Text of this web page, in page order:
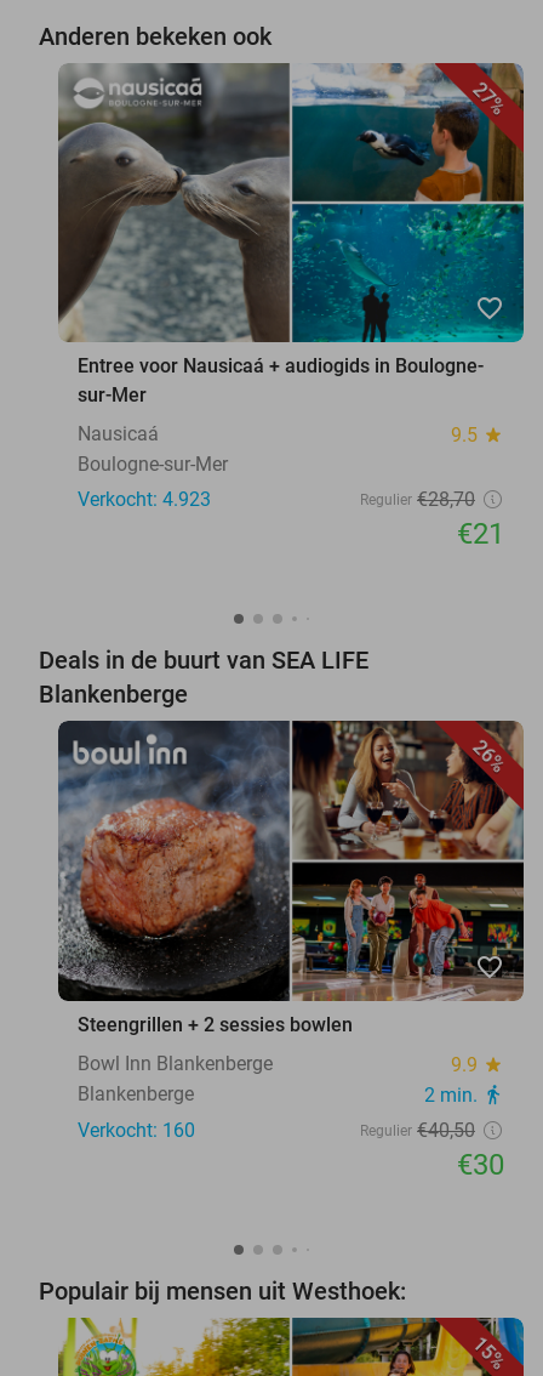
Anderen bekeken ook
27%
favorite_border
Entree voor Nausicaá + audiogids in Boulogne-
sur-Mer
Nausicaá
9.5 star
Boulogne-sur-Mer
Verkocht: 4.923
Regulier €28,70
€21
Deals in de buurt van SEA LIFE
Blankenberge
26%
favorite_border
Steengrillen + 2 sessies bowlen
Bowl Inn Blankenberge
9.9 star
Blankenberge 2 min. directions_walk
Verkocht: 160 Regulier €40,50
€30
Populair bij mensen uit Westhoek:
15%